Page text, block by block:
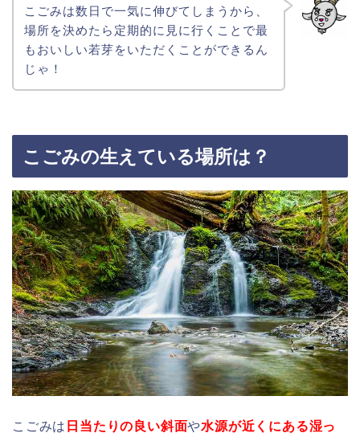
こごみは数日で一気に伸びてしまうから、
場所を決めたら定期的に見に行くことで最
もおいしい若芽をいただくことができるん
じゃ！
こごみの生えている場所は？
こごみは 日当たりの良い斜面や水源が近くにある湿っ